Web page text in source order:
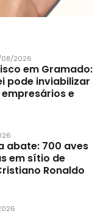
2026
em Gramado:
pode inviabilizar
e
abate: 700 aves
em sítio de
Ronaldo